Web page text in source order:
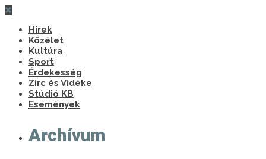
Hírek
Közélet
Kultúra
Sport
Érdekesség
Zirc és Vidéke
Stúdió KB
Események
Archívum